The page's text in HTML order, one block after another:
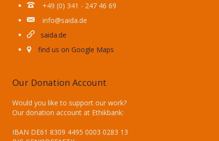
+49 (0) 341 - 247 46 69
info@saida.de
saida.de
find us on Google Maps
Our Donation Account
Would you like to support our work?
Our donation account at Ethikbank:
IBAN DE61 8309 4495 0003 0283 13